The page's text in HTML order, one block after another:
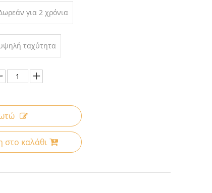
για 2 χρόνια
ταχύτητα
στο καλάθι